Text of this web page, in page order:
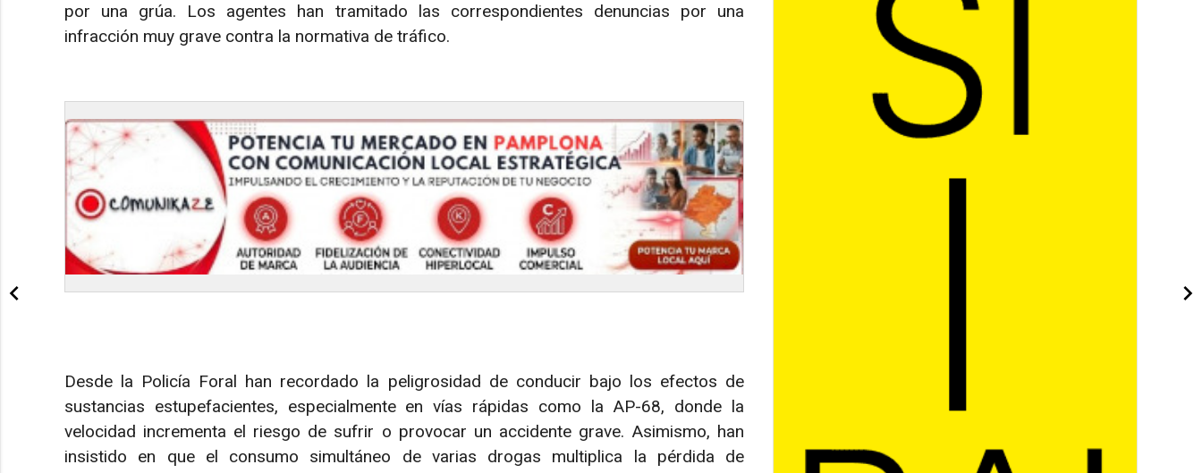
por una grúa. Los agentes han tramitado las correspondientes denuncias por una
infracción muy grave contra la normativa de tráfico.
Desde la Policía Foral han recordado la peligrosidad de conducir bajo los efectos de
sustancias estupefacientes, especialmente en vías rápidas como la AP-68, donde la
velocidad incrementa el riesgo de sufrir o provocar un accidente grave. Asimismo, han
insistido en que el consumo simultáneo de varias drogas multiplica la pérdida de